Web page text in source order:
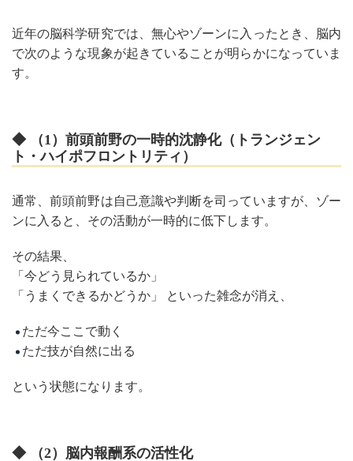
近年の脳科学研究では、無心やゾーンに入ったとき、脳内
で次のような現象が起きていることが明らかになっていま
す。
◆ （1）前頭前野の一時的沈静化（トランジェン
ト・ハイポフロントリティ）
通常、前頭前野は自己意識や判断を司っていますが、ゾー
ンに入ると、その活動が一時的に低下します。
その結果、
「今どう見られているか」
「うまくできるかどうか」 といった雑念が消え、
ただ今ここで動く
ただ技が自然に出る
という状態になります。
◆ （2）脳内報酬系の活性化